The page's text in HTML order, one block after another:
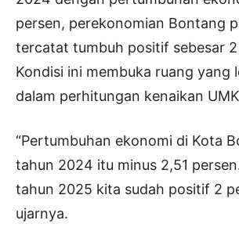
persen, perekonomian Bontang
tercatat tumbuh positif sebesar
Kondisi ini membuka ruang yang
dalam perhitungan kenaikan
“Pertumbuhan ekonomi di Kota
tahun 2024 itu minus 2,51
tahun 2025 kita sudah positif 2
ujarnya.